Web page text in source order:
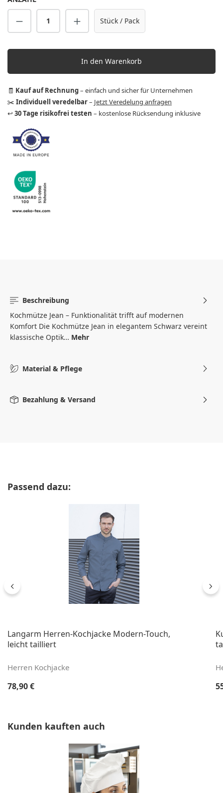
Produkt Anzahl: Gib den gewünschten
Stück / Pack
In den Warenkorb
🧾 Kauf auf Rechnung– einfach und sicher für Unternehmen
✂️ Individuell veredelbar– Jetzt Veredelung anfragen
↩️ 30 Tage risikofrei testen – kostenlose Rücksendung inklusive
Beschreibung
Kochmütze Jean – Funktionalität trifft auf modernen
Komfort Die Kochmütze Jean in elegantem Schwarz vereint
klassische Optik… Mehr
Material & Pflege
Bezahlung & Versand
Produktgalerie überspringen
Passend dazu:
Langarm Herren-Kochjacke Modern-Touch,
leicht tailliert
Herren Kochjacke
Regulärer Preis:
78,90 €
Produktgalerie überspringen
Kunden kauften auch